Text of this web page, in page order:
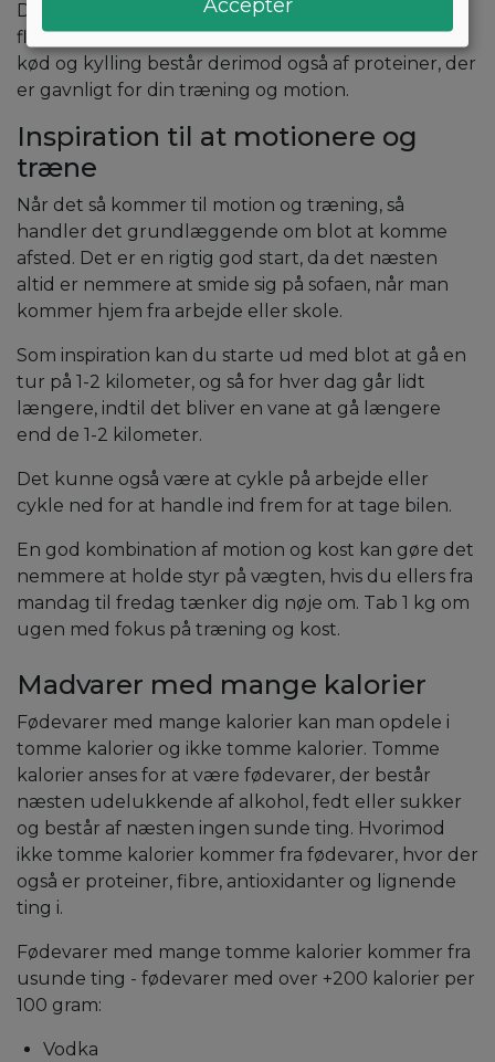
Det kunne også være kød og kylling. Heri er der
flere kalorier til sammenligning med frugter, men
kød og kylling består derimod også af proteiner, der
er gavnligt for din træning og motion.
Inspiration til at motionere og
træne
Når det så kommer til motion og træning, så
handler det grundlæggende om blot at komme
afsted. Det er en rigtig god start, da det næsten
altid er nemmere at smide sig på sofaen, når man
kommer hjem fra arbejde eller skole.
Som inspiration kan du starte ud med blot at gå en
tur på 1-2 kilometer, og så for hver dag går lidt
længere, indtil det bliver en vane at gå længere
end de 1-2 kilometer.
Det kunne også være at cykle på arbejde eller
cykle ned for at handle ind frem for at tage bilen.
En god kombination af motion og kost kan gøre det
nemmere at holde styr på vægten, hvis du ellers fra
mandag til fredag tænker dig nøje om. Tab 1 kg om
ugen med fokus på træning og kost.
Madvarer med mange kalorier
Fødevarer med mange kalorier kan man opdele i
tomme kalorier og ikke tomme kalorier. Tomme
kalorier anses for at være fødevarer, der består
næsten udelukkende af alkohol, fedt eller sukker
og består af næsten ingen sunde ting. Hvorimod
ikke tomme kalorier kommer fra fødevarer, hvor der
også er proteiner, fibre, antioxidanter og lignende
ting i.
Fødevarer med mange tomme kalorier kommer fra
usunde ting - fødevarer med over +200 kalorier per
100 gram:
Vodka
Accepter